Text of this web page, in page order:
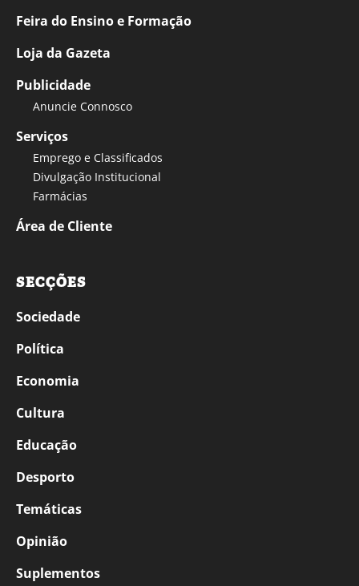
Feira do Ensino e Formação
Loja da Gazeta
Publicidade
Anuncie Connosco
Serviços
Emprego e Classificados
Divulgação Institucional
Farmácias
Área de Cliente
SECÇÕES
Sociedade
Política
Economia
Cultura
Educação
Desporto
Temáticas
Opinião
Suplementos